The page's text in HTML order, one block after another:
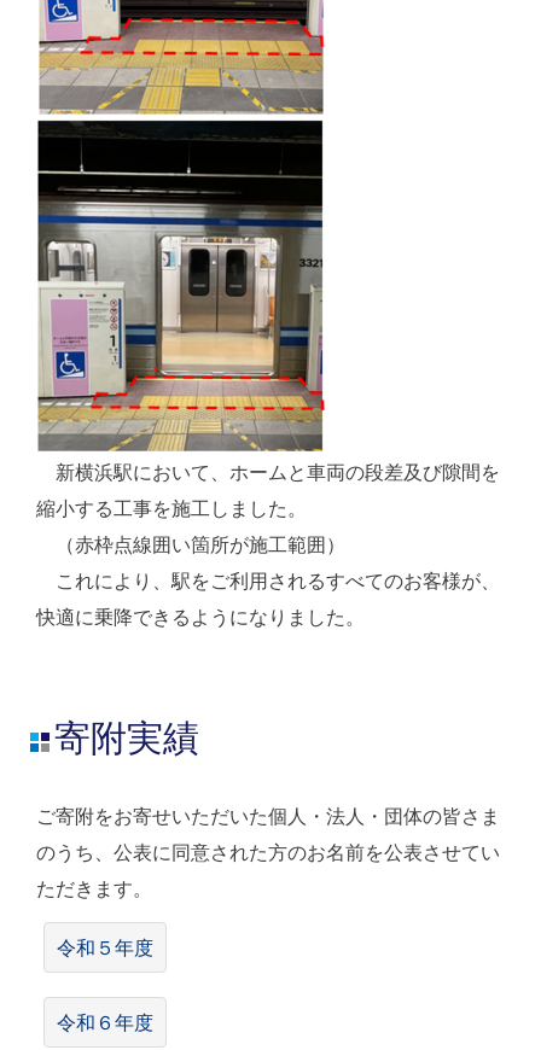
新横浜駅において、ホームと車両の段差及び隙間を
縮小する工事を施工しました。
（赤枠点線囲い箇所が施工範囲）
これにより、駅をご利用されるすべてのお客様が、
快適に乗降できるようになりました。
寄附実績
ご寄附をお寄せいただいた個人・法人・団体の皆さま
のうち、公表に同意された方のお名前を公表させてい
ただきます。
令和５年度
令和６年度